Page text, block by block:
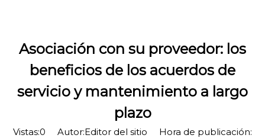
Asociación con su proveedor: los
beneficios de los acuerdos de
servicio y mantenimiento a largo
plazo
Vistas:0 Autor:Editor del sitio Hora de publicación: